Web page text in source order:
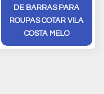
DE BARRAS PARA
ROUPAS COTAR VILA
COSTA MELO